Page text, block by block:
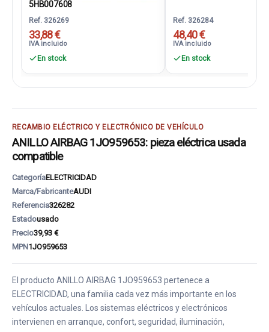
5HB007608
Ref. 326269
33,88 €
IVA incluido
En stock
Ref. 326284
48,40 €
IVA incluido
En stock
RECAMBIO ELÉCTRICO Y ELECTRÓNICO DE VEHÍCULO
ANILLO AIRBAG 1JO959653: pieza eléctrica usada
compatible
CategoríaELECTRICIDAD
Marca/FabricanteAUDI
Referencia326282
Estadousado
Precio39,93 €
MPN1JO959653
El producto ANILLO AIRBAG 1JO959653 pertenece a
ELECTRICIDAD, una familia cada vez más importante en los
vehículos actuales. Los sistemas eléctricos y electrónicos
intervienen en arranque, confort, seguridad, iluminación,